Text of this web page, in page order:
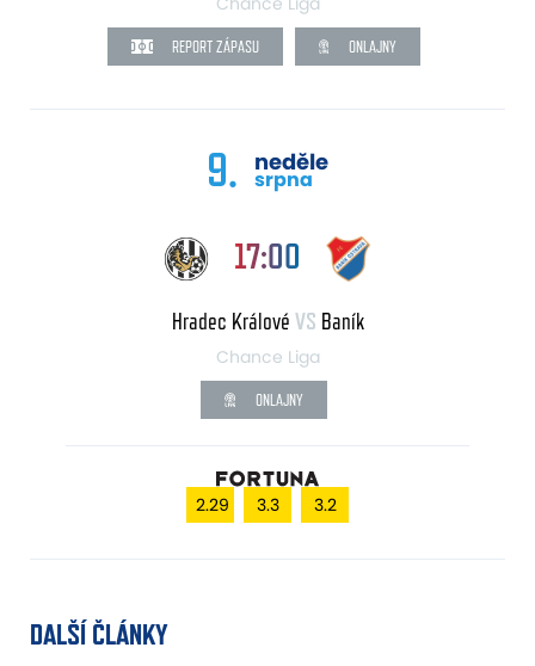
REPORT ZÁPASU ONLAJNY
9. neděle
srpna
17:00
Hradec Králové VS Baník
Chance Liga
ONLAJNY
2.29 3.3 3.2
DALŠÍ ČLÁNKY